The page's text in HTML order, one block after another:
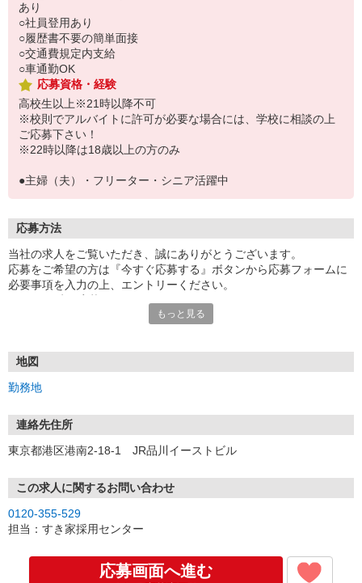
あり
○社員登用あり
○履歴書不要の簡単面接
○交通費規定内支給
○車通勤OK
応募資格・経験
高校生以上※21時以降不可
※校則でアルバイトに許可が必要な場合には、学校に相談の上
ご応募下さい！
※22時以降は18歳以上の方のみ
●主婦（夫）・フリーター・シニア活躍中
応募方法
当社の求人をご覧いただき、誠にありがとうございます。
応募をご希望の方は『今すぐ応募する』ボタンから応募フォームに
必要事項を入力の上、エントリーください。
号」など
もっと見る
地図
勤務地
連絡先住所
東京都港区港南2-18-1 JR品川イーストビル
この求人に関するお問い合わせ
0120-355-529
担当：すき家採用センター
応募画面へ進む